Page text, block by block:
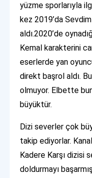
yüzme sporlarıyla
kez 2019’da
aldı.2020’de
Kemal karakterini
eserlerde yan
direkt başrol aldı.
olmuyor. Elbette
büyüktür.
Dizi severler çok
takip ediyorlar.
Kadere Karşı dizisi
doldurmayı